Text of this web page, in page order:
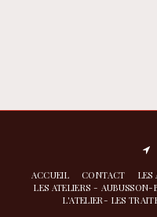
ACCUEIL CONTACT
LES
LES ATELIERS -
L'ATELIER- LES